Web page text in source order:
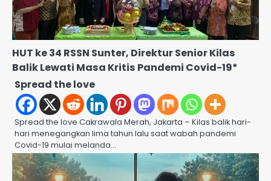
HUT ke 34 RSSN Sunter, Direktur Senior Kilas
Balik Lewati Masa Kritis Pandemi Covid-19*
Spread the love
Spread the love Cakrawala Merah, Jakarta – Kilas balik hari-
hari menegangkan lima tahun lalu saat wabah pandemi
Covid-19 mulai melanda…